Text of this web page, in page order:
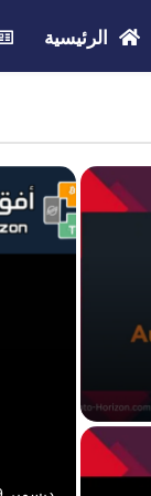
الرئيسية